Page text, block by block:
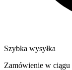
Szybka wysyłka
Zamówienie w ciągu